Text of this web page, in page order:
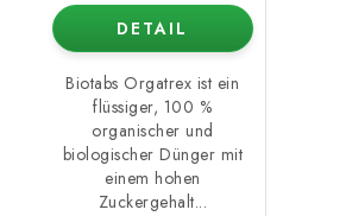
DETAIL
Biotabs Orgatrex ist ein
flüssiger, 100 %
organischer und
biologischer Dünger mit
einem hohen
Zuckergehalt...